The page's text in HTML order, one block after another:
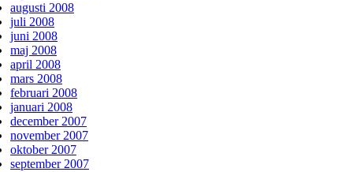
augusti 2008
juli 2008
juni 2008
maj 2008
april 2008
mars 2008
februari 2008
januari 2008
december 2007
november 2007
oktober 2007
september 2007